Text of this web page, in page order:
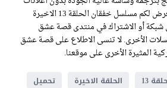
مزعجة. في هذه الحلقة نعرض لكم مسلسل خفقان الحلقة 13 الاخيرة
شبكة أو الاشتراك في منتدى قصة عشق
الأخرى. لا تنسى الاطلاع على قصة عشق
المثيرة الأخرى على موقعنا.
13 الحلقة الاخيرة
تحميل